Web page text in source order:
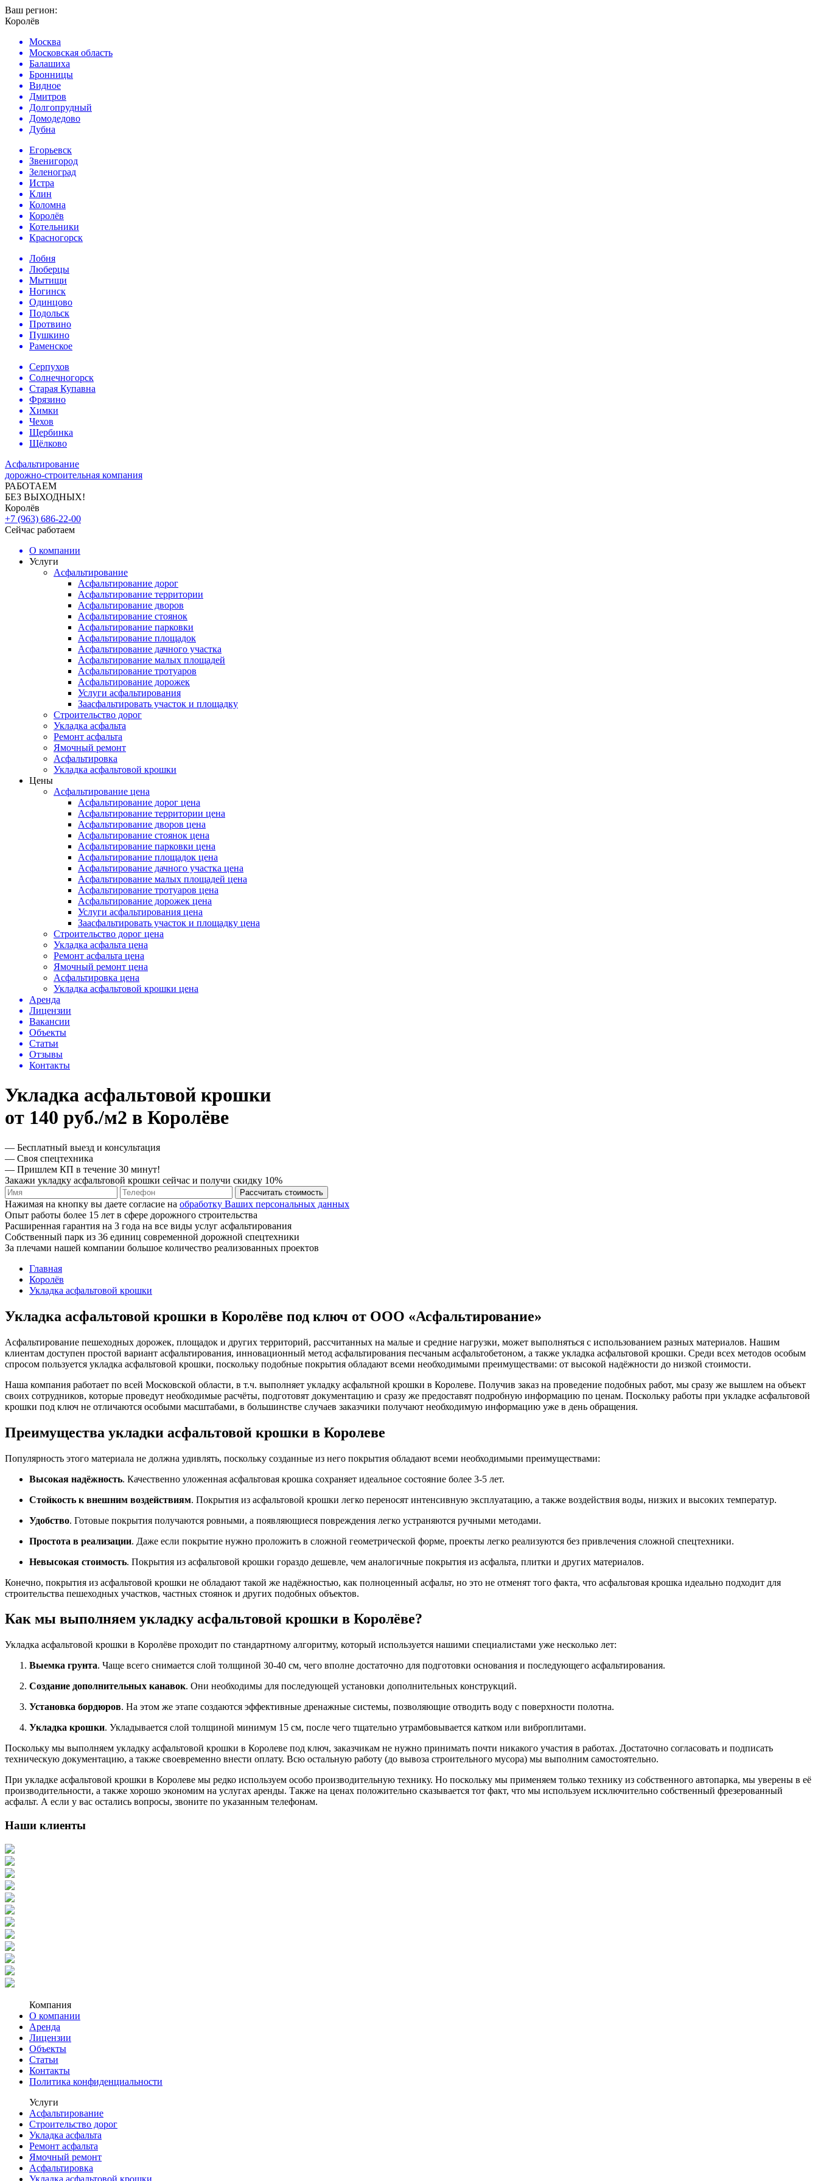
Ваш регион:
Королёв
Москва
Московская область
Балашиха
Бронницы
Видное
Дмитров
Долгопрудный
Домодедово
Дубна
Егорьевск
Звенигород
Зеленоград
Истра
Клин
Коломна
Королёв
Котельники
Красногорск
Лобня
Люберцы
Мытищи
Ногинск
Одинцово
Подольск
Протвино
Пушкино
Раменское
Серпухов
Солнечногорск
Старая Купавна
Фрязино
Химки
Чехов
Щербинка
Щёлково
Асфальтирование
дорожно-строительная компания
РАБОТАЕМ
БЕЗ ВЫХОДНЫХ!
Королёв
+7 (963) 686-22-00
Сейчас работаем
О компании
Услуги
Асфальтирование
Асфальтирование дорог
Асфальтирование территории
Асфальтирование дворов
Асфальтирование стоянок
Асфальтирование парковки
Асфальтирование площадок
Асфальтирование дачного участка
Асфальтирование малых площадей
Асфальтирование тротуаров
Асфальтирование дорожек
Услуги асфальтирования
Заасфальтировать участок и площадку
Строительство дорог
Укладка асфальта
Ремонт асфальта
Ямочный ремонт
Асфальтировка
Укладка асфальтовой крошки
Цены
Асфальтирование цена
Асфальтирование дорог цена
Асфальтирование территории цена
Асфальтирование дворов цена
Асфальтирование стоянок цена
Асфальтирование парковки цена
Асфальтирование площадок цена
Асфальтирование дачного участка цена
Асфальтирование малых площадей цена
Асфальтирование тротуаров цена
Асфальтирование дорожек цена
Услуги асфальтирования цена
Заасфальтировать участок и площадку цена
Строительство дорог цена
Укладка асфальта цена
Ремонт асфальта цена
Ямочный ремонт цена
Асфальтировка цена
Укладка асфальтовой крошки цена
Аренда
Лицензии
Вакансии
Объекты
Статьи
Отзывы
Контакты
Укладка асфальтовой крошки
от 140 руб./м2 в Королёве
— Бесплатный выезд и консультация
— Своя спецтехника
— Пришлем КП в течение 30 минут!
Закажи укладку асфальтовой крошки сейчас и получи скидку 10%
Рассчитать стоимость
Нажимая на кнопку вы даете согласие на обработку Ваших персональных данных
Опыт работы более 15 лет в сфере дорожного строительства
Расширенная гарантия на 3 года на все виды услуг асфальтирования
Собственный парк из 36 единиц современной дорожной спецтехники
За плечами нашей компании большое количество реализованных проектов
Главная
Королёв
Укладка асфальтовой крошки
Укладка асфальтовой крошки в Королёве под ключ от ООО «Асфальтирование»
Асфальтирование пешеходных дорожек, площадок и других территорий, рассчитанных на малые и средние нагрузки, может выполняться с использованием разных материалов. Нашим
клиентам доступен простой вариант асфальтирования, инновационный метод асфальтирования песчаным асфальтобетоном, а также укладка асфальтовой крошки. Среди всех методов особым
спросом пользуется укладка асфальтовой крошки, поскольку подобные покрытия обладают всеми необходимыми преимуществами: от высокой надёжности до низкой стоимости.
Наша компания работает по всей Московской области, в т.ч. выполняет укладку асфальтной крошки в Королеве. Получив заказ на проведение подобных работ, мы сразу же вышлем на объект
своих сотрудников, которые проведут необходимые расчёты, подготовят документацию и сразу же предоставят подробную информацию по ценам. Поскольку работы при укладке асфальтовой
крошки под ключ не отличаются особыми масштабами, в большинстве случаев заказчики получают необходимую информацию уже в день обращения.
Преимущества укладки асфальтовой крошки в Королеве
Популярность этого материала не должна удивлять, поскольку созданные из него покрытия обладают всеми необходимыми преимуществами:
Высокая надёжность. Качественно уложенная асфальтовая крошка сохраняет идеальное состояние более 3-5 лет.
Стойкость к внешним воздействиям. Покрытия из асфальтовой крошки легко переносят интенсивную эксплуатацию, а также воздействия воды, низких и высоких температур.
Удобство. Готовые покрытия получаются ровными, а появляющиеся повреждения легко устраняются ручными методами.
Простота в реализации. Даже если покрытие нужно проложить в сложной геометрической форме, проекты легко реализуются без привлечения сложной спецтехники.
Невысокая стоимость. Покрытия из асфальтовой крошки гораздо дешевле, чем аналогичные покрытия из асфальта, плитки и других материалов.
Конечно, покрытия из асфальтовой крошки не обладают такой же надёжностью, как полноценный асфальт, но это не отменят того факта, что асфальтовая крошка идеально подходит для
строительства пешеходных участков, частных стоянок и других подобных объектов.
Как мы выполняем укладку асфальтовой крошки в Королёве?
Укладка асфальтовой крошки в Королёве проходит по стандартному алгоритму, который используется нашими специалистами уже несколько лет:
Выемка грунта. Чаще всего снимается слой толщиной 30-40 см, чего вполне достаточно для подготовки основания и последующего асфальтирования.
Создание дополнительных канавок. Они необходимы для последующей установки дополнительных конструкций.
Установка бордюров. На этом же этапе создаются эффективные дренажные системы, позволяющие отводить воду с поверхности полотна.
Укладка крошки. Укладывается слой толщиной минимум 15 см, после чего тщательно утрамбовывается катком или виброплитами.
Поскольку мы выполняем укладку асфальтовой крошки в Королеве под ключ, заказчикам не нужно принимать почти никакого участия в работах. Достаточно согласовать и подписать
техническую документацию, а также своевременно внести оплату. Всю остальную работу (до вывоза строительного мусора) мы выполним самостоятельно.
При укладке асфальтовой крошки в Королеве мы редко используем особо производительную технику. Но поскольку мы применяем только технику из собственного автопарка, мы уверены в её
производительности, а также хорошо экономим на услугах аренды. Также на ценах положительно сказывается тот факт, что мы используем исключительно собственный фрезерованный
асфальт. А если у вас остались вопросы, звоните по указанным телефонам.
Наши клиенты
Компания
О компании
Аренда
Лицензии
Объекты
Статьи
Контакты
Политика конфиденциальности
Услуги
Асфальтирование
Строительство дорог
Укладка асфальта
Ремонт асфальта
Ямочный ремонт
Асфальтировка
Укладка асфальтовой крошки